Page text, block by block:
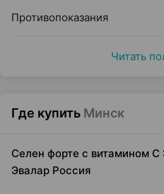
Противопоказания
Читать
Где купить Минск
Селен форте с витамином C
Эвалар Россия